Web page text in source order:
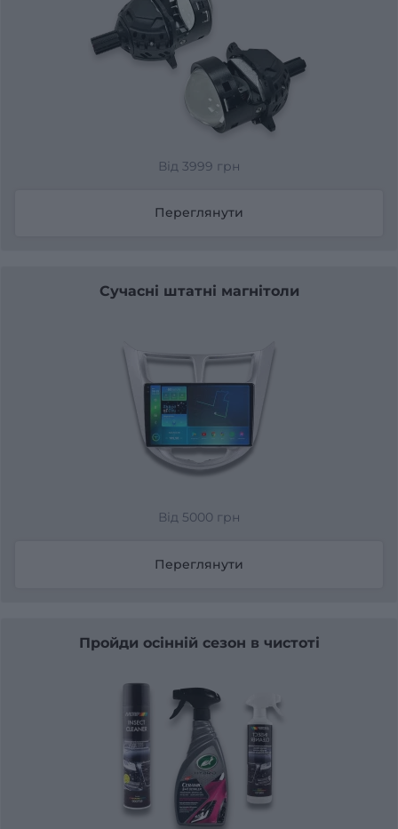
Від 3999 грн
Переглянути
Сучасні штатні магнітоли
Від 5000 грн
Переглянути
Пройди осінній сезон в чистоті